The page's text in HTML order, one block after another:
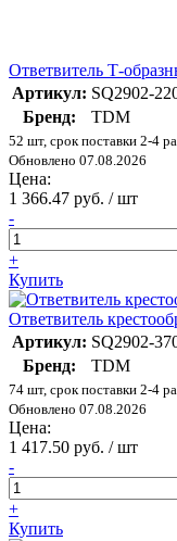
Ответвитель Т-
Артикул: SQ2902-
Бренд:
TDM
52 шт, срок поставки 2-4
Обновлено 07.08.2026
Цена:
1 366.47 руб. / шт
-
+
Купить
Ответвитель
Артикул: SQ2902-
Бренд:
TDM
74 шт, срок поставки 2-4
Обновлено 07.08.2026
Цена:
1 417.50 руб. / шт
-
+
Купить